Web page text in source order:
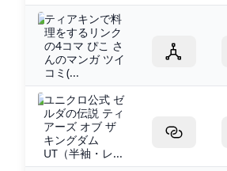
ティアキンで料
理をするリンク
の4コマ ぴこ さ
んのマンガ ツイ
コミ(...
ユニクロ公式 ゼ
ルダの伝説 ティ
アーズ オブ ザ
キングダム
UT（半袖・レ...